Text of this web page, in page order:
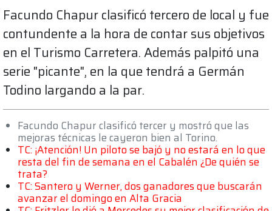
Facundo Chapur clasificó tercero de local y fue
contundente a la hora de contar sus objetivos
en el Turismo Carretera. Además palpitó una
serie "picante", en la que tendrá a Germán
Todino largando a la par.
Facundo Chapur clasificó tercer y mostró que las
mejoras técnicas le cayeron bien al Torino.
TC: ¡Atención! Un piloto se bajó y no estará en lo que
resta del fin de semana en el Cabalén ¿De quién se
trata?
TC: Santero y Werner, dos ganadores que buscarán
avanzar el domingo en Alta Gracia